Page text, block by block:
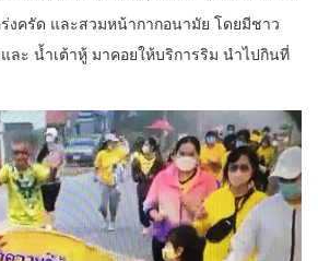
งครัด และสวมหน้ากากอนามัย โดยมีชาว
ะ น้ำเต้าหู้ มาคอยให้บริการริม นำไปกินที่